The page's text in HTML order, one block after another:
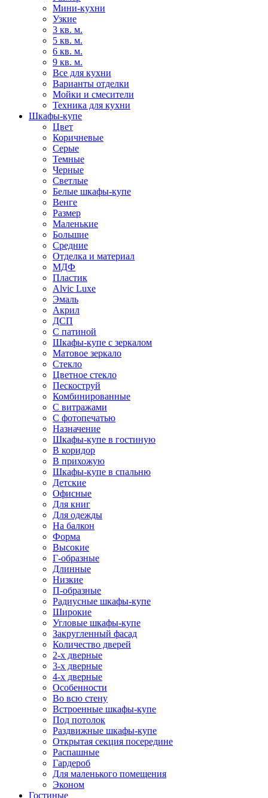
Мини-кухни
Узкие
3 кв. м.
5 кв. м.
6 кв. м.
9 кв. м.
Все для кухни
Варианты отделки
Мойки и смесители
Техника для кухни
Шкафы-купе
Цвет
Коричневые
Серые
Темные
Черные
Светлые
Белые шкафы-купе
Венге
Размер
Маленькие
Большие
Средние
Отделка и материал
МДФ
Пластик
Alvic Luxe
Эмаль
Акрил
ДСП
С патиной
Шкафы-купе с зеркалом
Матовое зеркало
Стекло
Цветное стекло
Пескоструй
Комбинированные
С витражами
С фотопечатью
Назначение
Шкафы-купе в гостиную
В коридор
В прихожую
Шкафы-купе в спальню
Детские
Офисные
Для книг
Для одежды
На балкон
Форма
Высокие
Г-образные
Длинные
Низкие
П-образные
Радиусные шкафы-купе
Широкие
Угловые шкафы-купе
Закругленный фасад
Количество дверей
2-х дверные
3-х дверные
4-х дверные
Особенности
Во всю стену
Встроенные шкафы-купе
Под потолок
Раздвижные шкафы-купе
Открытая секция посередине
Распашные
Гардероб
Для маленького помещения
Эконом
Гостиные